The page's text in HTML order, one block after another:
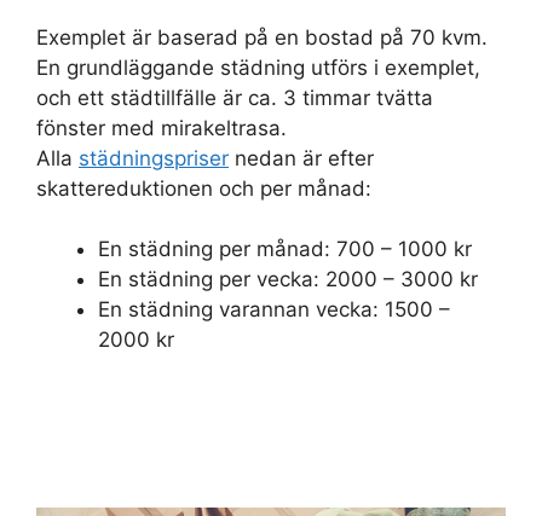
Exemplet är baserad på en bostad på 70 kvm.
En grundläggande städning utförs i exemplet,
och ett städtillfälle är ca. 3 timmar tvätta
fönster med mirakeltrasa.
Alla städningspriser nedan är efter
skattereduktionen och per månad:
En städning per månad: 700 – 1000 kr
En städning per vecka: 2000 – 3000 kr
En städning varannan vecka: 1500 –
2000 kr